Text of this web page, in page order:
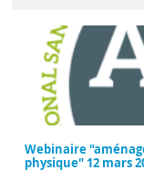
Webinaire
physique" 12 mars